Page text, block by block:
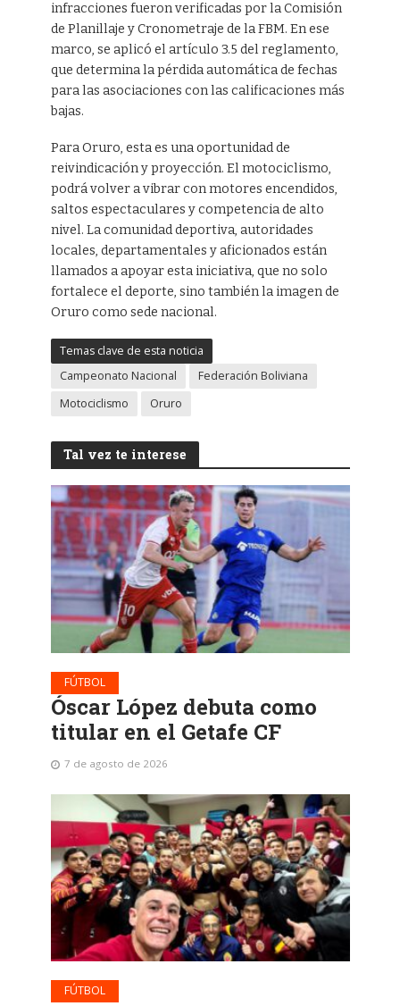
infracciones fueron verificadas por la Comisión
de Planillaje y Cronometraje de la FBM. En ese
marco, se aplicó el artículo 3.5 del reglamento,
que determina la pérdida automática de fechas
para las asociaciones con las calificaciones más
bajas.
Para Oruro, esta es una oportunidad de
reivindicación y proyección. El motociclismo,
podrá volver a vibrar con motores encendidos,
saltos espectaculares y competencia de alto
nivel. La comunidad deportiva, autoridades
locales, departamentales y aficionados están
llamados a apoyar esta iniciativa, que no solo
fortalece el deporte, sino también la imagen de
Oruro como sede nacional.
Temas clave de esta noticia
Campeonato Nacional
Federación Boliviana
Motociclismo
Oruro
Tal vez te interese
FÚTBOL
Óscar López debuta como
titular en el Getafe CF
7 de agosto de 2026
FÚTBOL